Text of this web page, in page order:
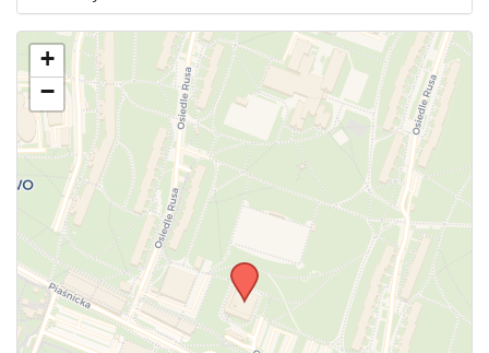
Użyj tego formularza aby przesłać informację o
zmianach w powyższym mityngu.
+
−